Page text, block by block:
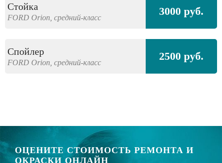
Стойка
FORD Orion, средний-класс 3000 руб.
Спойлер
FORD Orion, средний-класс 2500 руб.
ОЦЕНИТЕ СТОИМОСТЬ РЕМОНТА И
ОКРАСКИ ОНЛАЙН